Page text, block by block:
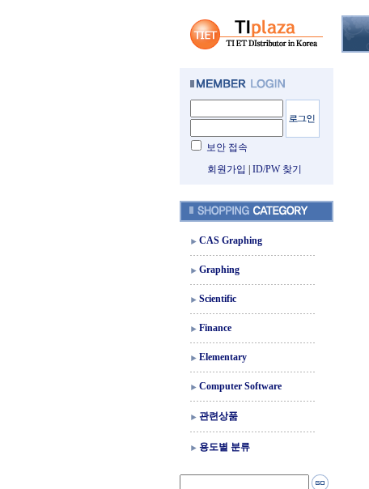
보안 접속
회원가입
ID/PW 찾기
CAS Graphing
Graphing
Scientific
Finance
Elementary
Computer Software
관련상품
용도별 분류